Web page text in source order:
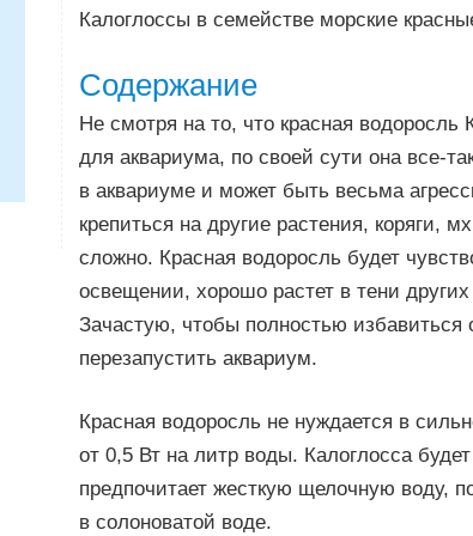
Калоглоссы в семействе морские
Содержание
Не смотря на то, что красная водоросль
для аквариума, по своей сути она все-
в аквариуме и может быть весьма
крепиться на другие растения, коряги,
сложно. Красная водоросль будет
освещении, хорошо растет в тени
Зачастую, чтобы полностью избавиться
перезапустить аквариум.
Красная водоросль не нуждается в
от 0,5 Вт на литр воды. Калоглосса
предпочитает жесткую щелочную воду,
в солоноватой воде.